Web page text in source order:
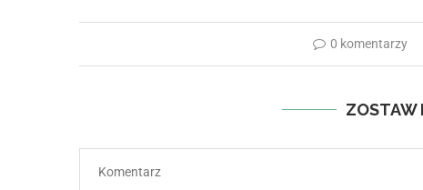
0 komentarzy
ZOSTAW